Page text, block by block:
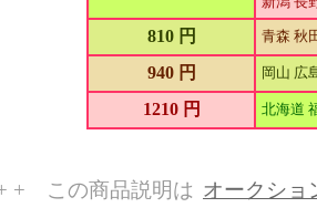
810 円 青森 秋
940 円 岡山 広
1210 円 北海道
+ この商品説明は オークショ